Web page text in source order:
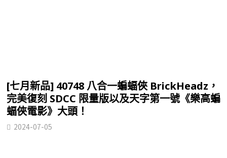
[七月新品] 40748 八合一蝙蝠俠 BrickHeadz，
完美復刻 SDCC 限量版以及天字第一號《樂高蝙
蝠俠電影》大頭！
2024-07-05